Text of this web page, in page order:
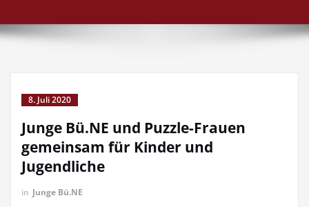
8. Juli 2020
Junge Bü.NE und Puzzle-Frauen
gemeinsam für Kinder und
Jugendliche
in Junge Bü.NE